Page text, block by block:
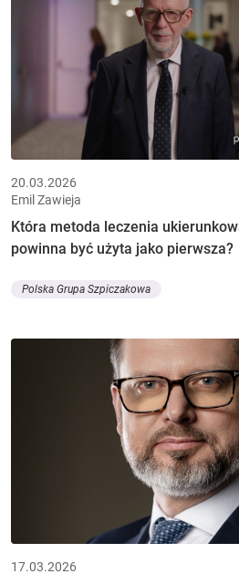
20.03.2026
Emil Zawieja
Która metoda leczenia
powinna być użyta jako pierwsza?
Polska Grupa Szpiczakowa
17.03.2026